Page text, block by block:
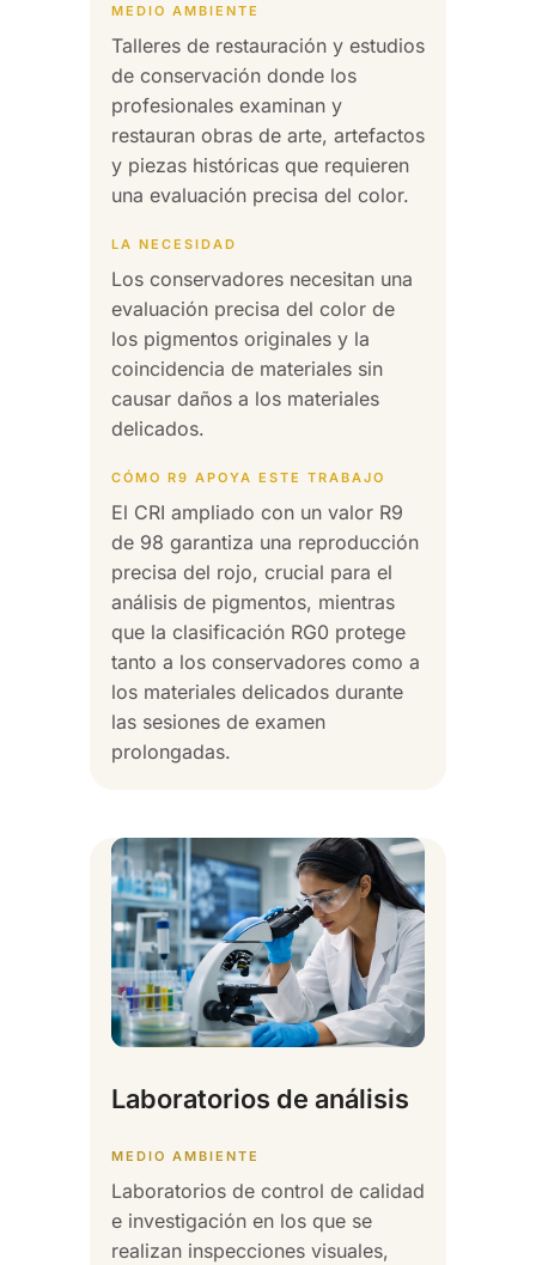
MEDIO AMBIENTE
Talleres de restauración y estudios
de conservación donde los
profesionales examinan y
restauran obras de arte, artefactos
y piezas históricas que requieren
una evaluación precisa del color.
LA NECESIDAD
Los conservadores necesitan una
evaluación precisa del color de
los pigmentos originales y la
coincidencia de materiales sin
causar daños a los materiales
delicados.
CÓMO R9 APOYA ESTE TRABAJO
El CRI ampliado con un valor R9
de 98 garantiza una reproducción
precisa del rojo, crucial para el
análisis de pigmentos, mientras
que la clasificación RG0 protege
tanto a los conservadores como a
los materiales delicados durante
las sesiones de examen
prolongadas.
Laboratorios de análisis
MEDIO AMBIENTE
Laboratorios de control de calidad
e investigación en los que se
realizan inspecciones visuales,